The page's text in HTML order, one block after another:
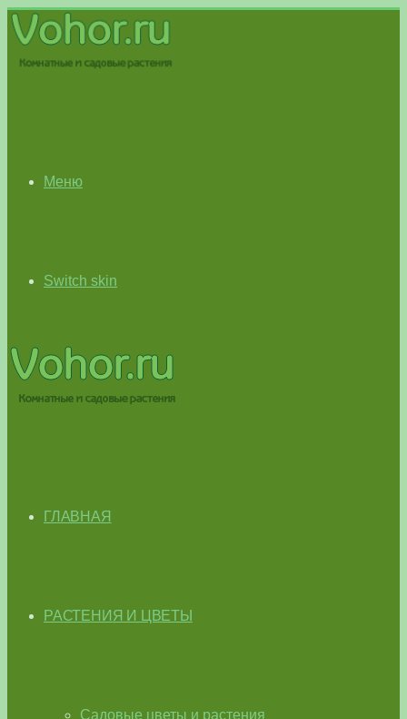
Меню
Switch skin
ГЛАВНАЯ
РАСТЕНИЯ И ЦВЕТЫ
Садовые цветы и растения